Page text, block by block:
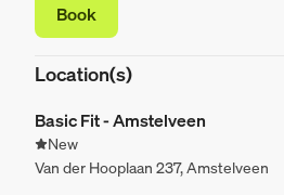
Book
Location(s)
Basic Fit - Amstelveen
New
Van der Hooplaan 237, Amstelveen